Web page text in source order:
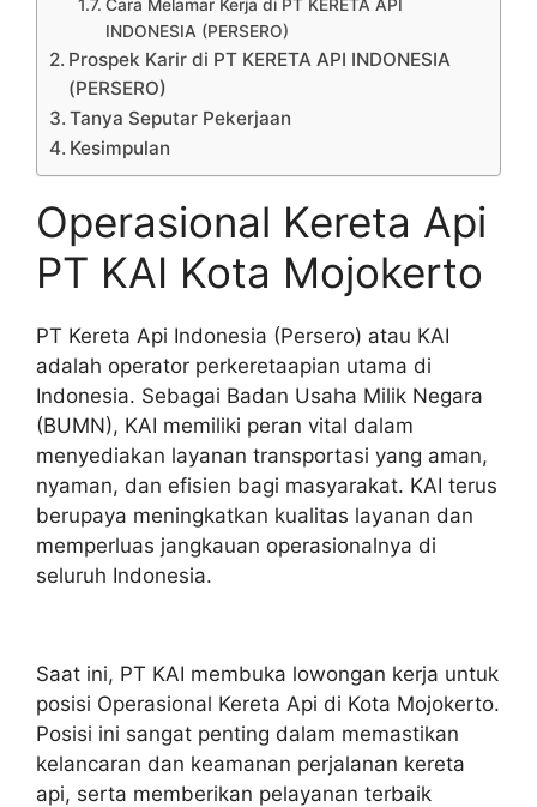
Cara Melamar Kerja di PT KERETA API
INDONESIA (PERSERO)
Prospek Karir di PT KERETA API INDONESIA
(PERSERO)
Tanya Seputar Pekerjaan
Kesimpulan
Operasional Kereta Api
PT KAI Kota Mojokerto
PT Kereta Api Indonesia (Persero) atau KAI
adalah operator perkeretaapian utama di
Indonesia. Sebagai Badan Usaha Milik Negara
(BUMN), KAI memiliki peran vital dalam
menyediakan layanan transportasi yang aman,
nyaman, dan efisien bagi masyarakat. KAI terus
berupaya meningkatkan kualitas layanan dan
memperluas jangkauan operasionalnya di
seluruh Indonesia.
Saat ini, PT KAI membuka lowongan kerja untuk
posisi Operasional Kereta Api di Kota Mojokerto.
Posisi ini sangat penting dalam memastikan
kelancaran dan keamanan perjalanan kereta
api, serta memberikan pelayanan terbaik